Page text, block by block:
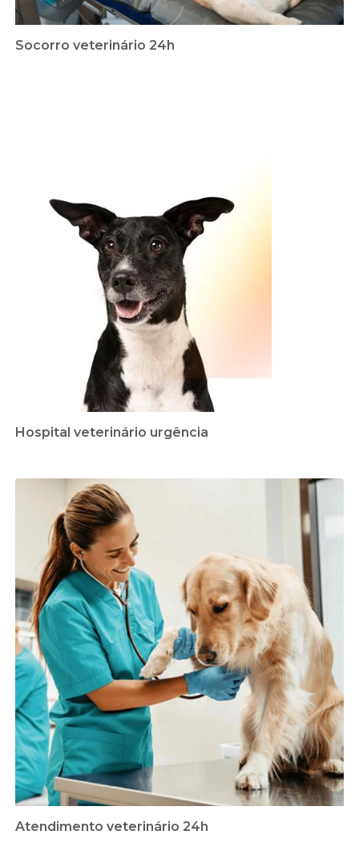
Socorro veterinário 24h
Hospital veterinário urgência
Atendimento veterinário 24h